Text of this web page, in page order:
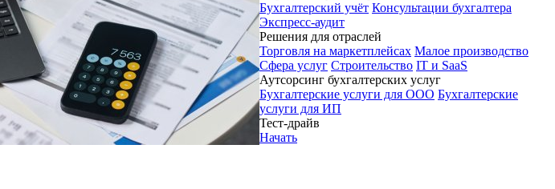
Бухгалтерский учёт Консультации бухгалтера
Экспресс-аудит
Решения для отраслей
Торговля на маркетплейсах Малое производство
Сфера услуг Строительство IT и SaaS
Аутсорсинг бухгалтерских услуг
Бухгалтерские услуги для ООО Бухгалтерские
услуги для ИП
Тест-драйв
Начать